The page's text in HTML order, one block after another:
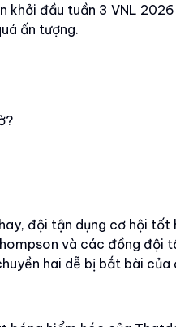
khởi đầu tuần 3 VNL
ấn tượng.
đội tận dụng cơ hội tốt
và các đồng đội
hai dễ bị bắt bài